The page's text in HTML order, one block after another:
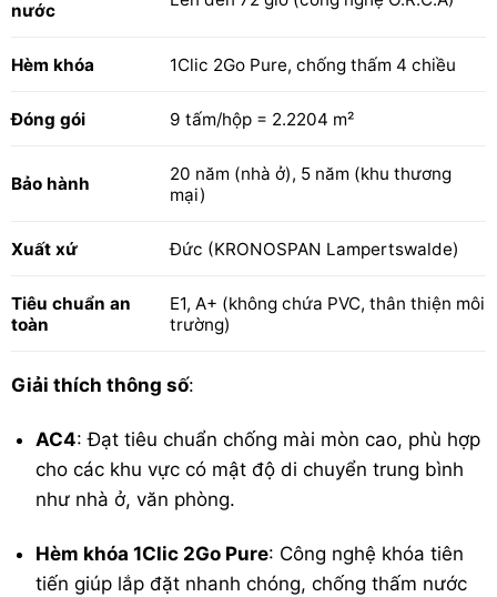
nước
Hèm khóa 1Clic 2Go Pure, chống thấm 4 chiều
Đóng gói 9 tấm/hộp = 2.2204 m²
Bảo hành
20 năm (nhà ở), 5 năm (khu thương
mại)
Xuất xứ Đức (KRONOSPAN Lampertswalde)
Tiêu chuẩn an
toàn
E1, A+ (không chứa PVC, thân thiện môi
trường)
Giải thích thông số:
AC4: Đạt tiêu chuẩn chống mài mòn cao, phù hợp
cho các khu vực có mật độ di chuyển trung bình
như nhà ở, văn phòng.
Hèm khóa 1Clic 2Go Pure: Công nghệ khóa tiên
tiến giúp lắp đặt nhanh chóng, chống thấm nước